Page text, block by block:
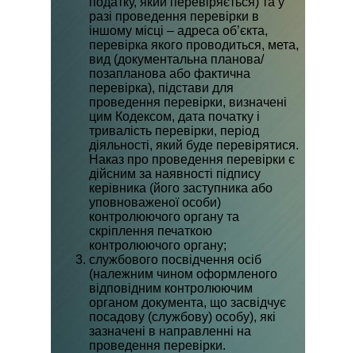
разі проведення перевірки в
іншому місці – адреса об’єкта,
перевірка якого проводиться, мета,
вид (документальна планова/
позапланова або фактична
перевірка), підстави для
проведення перевірки, визначені
цим Кодексом, дата початку і
тривалість перевірки, період
діяльності, який буде перевірятися.
Наказ про проведення перевірки є
дійсним за наявності підпису
керівника (його заступника або
уповноваженої особи)
контролюючого органу та
скріплення печаткою
контролюючого органу;
службового посвідчення осіб
(належним чином оформленого
відповідним контролюючим
органом документа, що засвідчує
посадову (службову) особу), які
зазначені в направленні на
проведення перевірки.